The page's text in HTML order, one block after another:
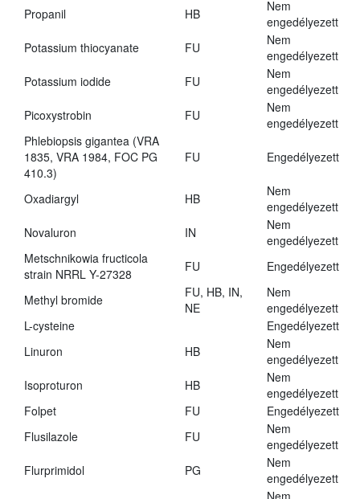
Propanil
HB
Nem
engedélyezett
Potassium thiocyanate
FU
Nem
engedélyezett
Potassium iodide
FU
Nem
engedélyezett
Picoxystrobin
FU
Nem
engedélyezett
Phlebiopsis gigantea (VRA
1835, VRA 1984, FOC PG
410.3)
FU Engedélyezett
Oxadiargyl HB
Nem
engedélyezett
Novaluron
IN
Nem
engedélyezett
Metschnikowia fructicola
strain NRRL Y-27328
FU Engedélyezett
Methyl bromide
FU, HB, IN,
NE
Nem
engedélyezett
L-cysteine
Engedélyezett
Linuron
HB
Nem
engedélyezett
Isoproturon
HB
Nem
engedélyezett
Folpet
FU
Engedélyezett
Flusilazole
FU
Nem
engedélyezett
Flurprimidol
PG
Nem
engedélyezett